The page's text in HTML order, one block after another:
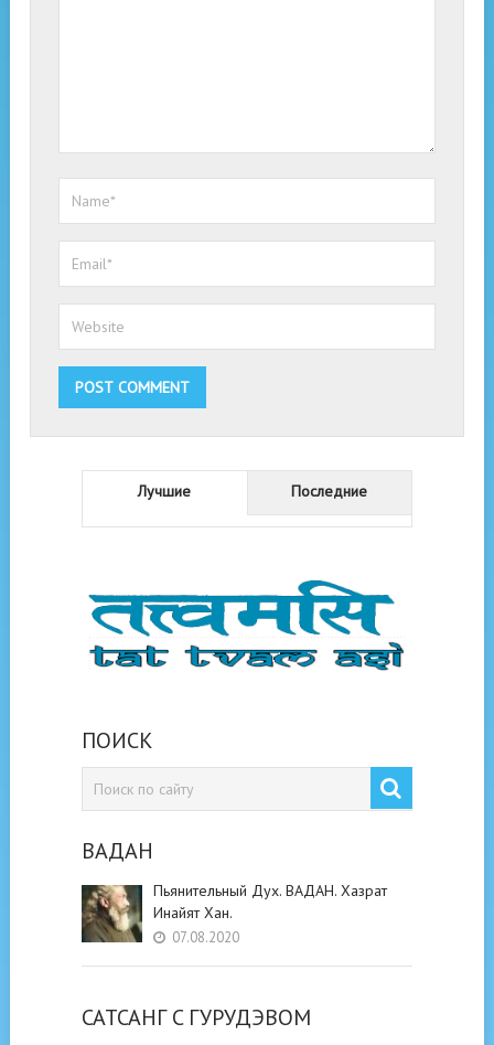
Лучшие Последние
ПОИСК
ВАДАН
Пьянительный Дух. ВАДАН. Хазрат
Инайят Хан.
07.08.2020
САТСАНГ C ГУРУДЭВОМ